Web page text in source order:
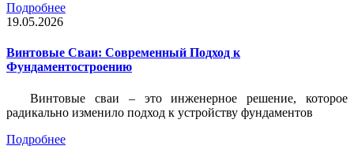
Подробнее
19.05.2026
Винтовые Сваи: Современный Подход к
Фундаментостроению
Винтовые сваи – это инженерное решение, которое
радикально изменило подход к устройству фундаментов
Подробнее